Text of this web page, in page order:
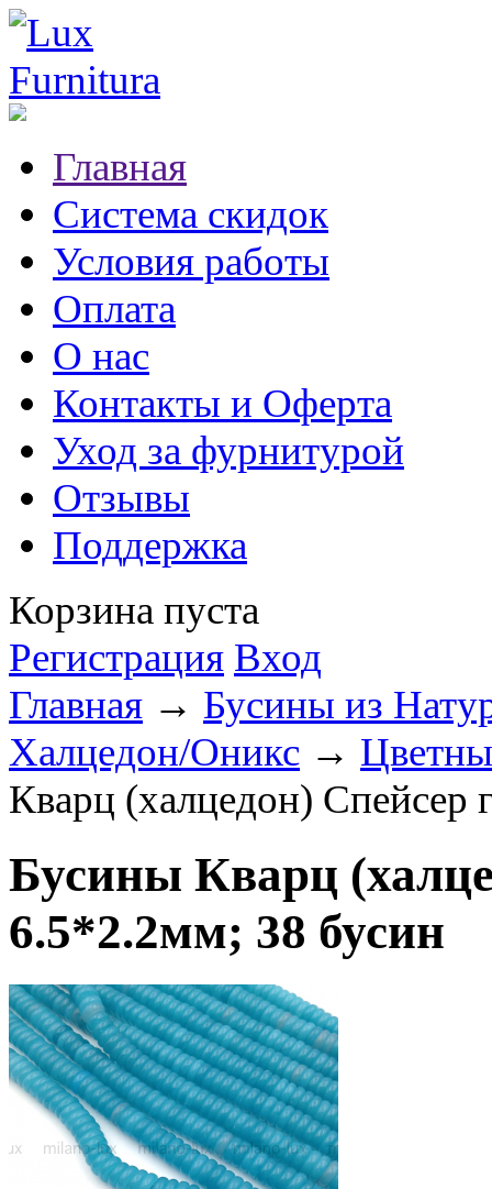
Главная
Система скидок
Условия работы
Оплата
О нас
Контакты и Оферта
Уход за фурнитурой
Отзывы
Поддержка
Корзина пуста
Регистрация Вход
Главная → Бусины из
Халцедон/Оникс →
Кварц (халцедон)
Бусины Кварц
6.5*2.2мм; 38 бусин